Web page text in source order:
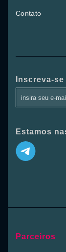
Contato
Inscreva-
Estamos
Parceiros